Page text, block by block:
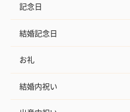
記念日
結婚記念日
お礼
結婚内祝い